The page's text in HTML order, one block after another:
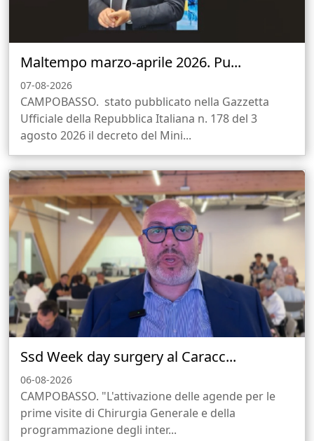
Maltempo marzo-aprile 2026. Pu...
07-08-2026
CAMPOBASSO. stato pubblicato nella Gazzetta
Ufficiale della Repubblica Italiana n. 178 del 3
agosto 2026 il decreto del Mini...
Ssd Week day surgery al Caracc...
06-08-2026
CAMPOBASSO. "L'attivazione delle agende per le
prime visite di Chirurgia Generale e della
programmazione degli inter...